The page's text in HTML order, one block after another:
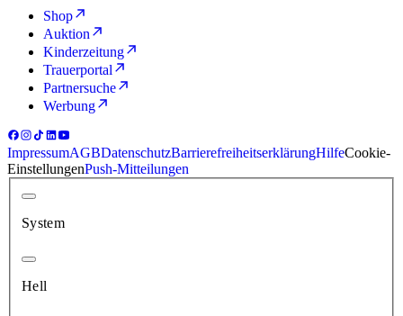
Shop
Auktion
Kinderzeitung
Trauerportal
Partnersuche
Werbung
ImpressumAGBDatenschutzBarrierefreiheitserklärungHilfeCookie-
EinstellungenPush-Mitteilungen
System
Hell